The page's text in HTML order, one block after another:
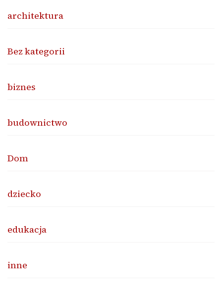
architektura
Bez kategorii
biznes
budownictwo
Dom
dziecko
edukacja
inne